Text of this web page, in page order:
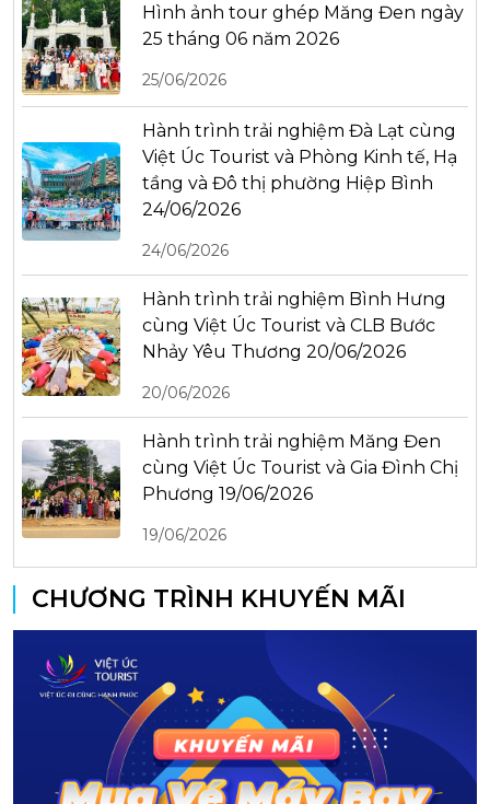
Hình ảnh tour ghép Măng Đen ngày
25 tháng 06 năm 2026
25/06/2026
Hành trình trải nghiệm Đà Lạt cùng
Việt Úc Tourist và Phòng Kinh tế, Hạ
tầng và Đô thị phường Hiệp Bình
24/06/2026
24/06/2026
Hành trình trải nghiệm Bình Hưng
cùng Việt Úc Tourist và CLB Bước
Nhảy Yêu Thương 20/06/2026
20/06/2026
Hành trình trải nghiệm Măng Đen
cùng Việt Úc Tourist và Gia Đình Chị
Phương 19/06/2026
19/06/2026
CHƯƠNG TRÌNH KHUYẾN MÃI